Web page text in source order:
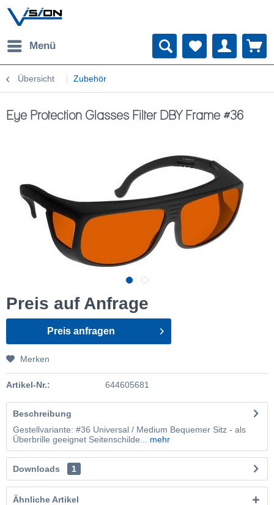
Menü
Übersicht Zubehör
Eye Protection Glasses Filter DBY Frame #36
Preis auf Anfrage
Preis anfragen
Merken
Artikel-Nr.: 644605681
Beschreibung
Gestellvariante: #36 Universal / Medium Bequemer Sitz - als
Überbrille geeignet Seitenschilde...
mehr
Downloads 1
Ähnliche Artikel